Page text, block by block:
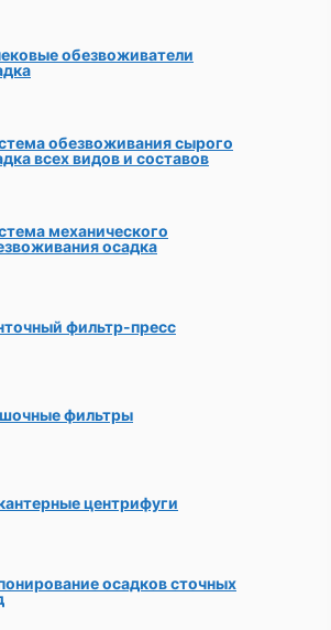
обезвоживатели
обезвоживания сырого
всех видов и составов
механического
осадка
фильтр-пресс
фильтры
центрифуги
осадков сточных